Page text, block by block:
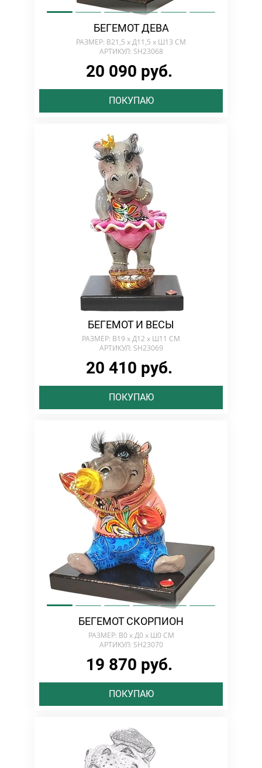
БЕГЕМОТ ДЕВА
РАЗМЕР: В21,5 х Д11,5 х Ш13 СМ
АРТИКУЛ: SH23068
20 090 руб.
ПОКУПАЮ
БЕГЕМОТ И ВЕСЫ
РАЗМЕР: В19 х Д12 х Ш11 СМ
АРТИКУЛ: SH23069
20 410 руб.
ПОКУПАЮ
БЕГЕМОТ СКОРПИОН
РАЗМЕР: В0 х Д0 х Ш0 СМ
АРТИКУЛ: SH23070
19 870 руб.
ПОКУПАЮ